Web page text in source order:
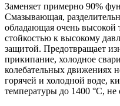
Заменяет примерно 90%
Смазывающая,
обладающая очень высокой
стойкостью к высокому
защитой. Предотвращает
прикипание, холодное
колебательных движениях
горячей и холодной воде,
температуры до 1400 °С, не